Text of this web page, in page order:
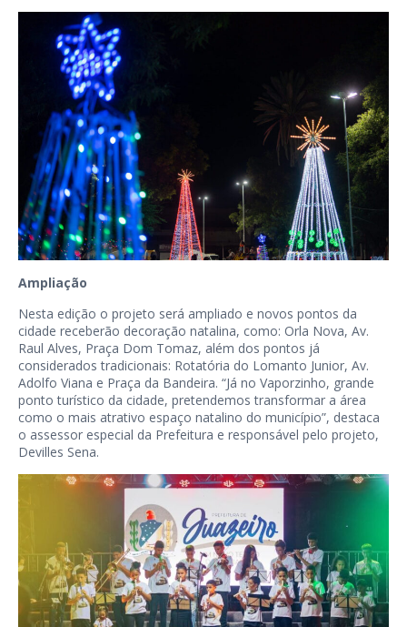
Ampliação
Nesta edição o projeto será ampliado e novos pontos da
cidade receberão decoração natalina, como: Orla Nova, Av.
Raul Alves, Praça Dom Tomaz, além dos pontos já
considerados tradicionais: Rotatória do Lomanto Junior, Av.
Adolfo Viana e Praça da Bandeira. “Já no Vaporzinho, grande
ponto turístico da cidade, pretendemos transformar a área
como o mais atrativo espaço natalino do município”, destaca
o assessor especial da Prefeitura e responsável pelo projeto,
Devilles Sena.